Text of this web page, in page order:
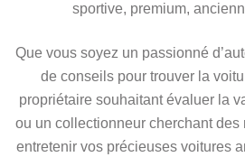
sportive, premium,
Que vous soyez un passionné
de conseils pour trouver la
propriétaire souhaitant évaluer la
ou un collectionneur cherchant des
entretenir vos précieuses voitures